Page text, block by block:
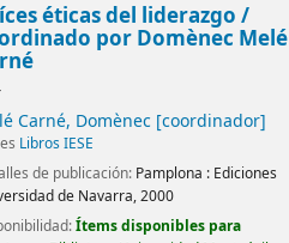
éticas del liderazgo /
por Domènec Melé
Carné, Domènec[coordinador]
Libros IESE
de publicación: Pamplona : Ediciones
de Navarra,2000
Ítems disponibles para